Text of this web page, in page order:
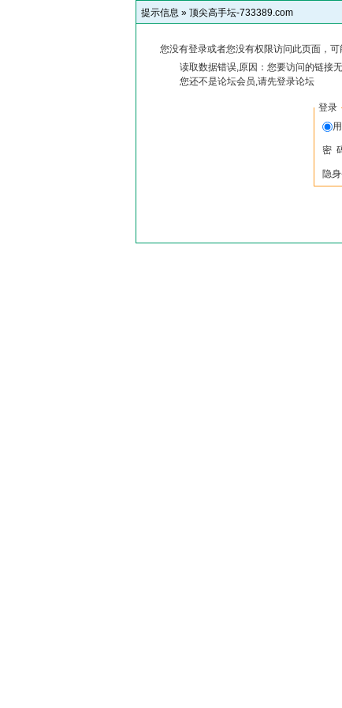
提示信息 » 顶尖高手坛-733389.com
您没有登录或者您没有权限访问此页面，
读取数据错误,原因：您要访问的链接
您还不是论坛会员,请先登录论坛
登录
密
隐